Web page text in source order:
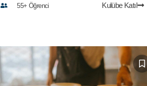
55+ Öğrenci Kulübe Katıl